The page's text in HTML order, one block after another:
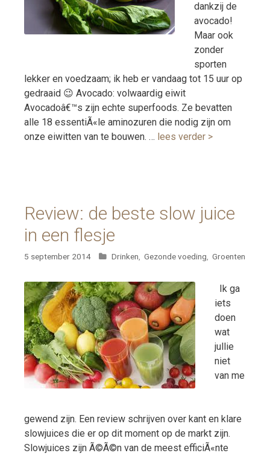
dankzij de
avocado!
Maar ook
zonder
sporten
lekker en voedzaam; ik heb er vandaag tot 15 uur op
gedraaid 😉 Avocado: volwaardig eiwit
Avocadoâ€™s zijn echte superfoods. Ze bevatten
alle 18 essentiÃ«le aminozuren die nodig zijn om
onze eiwitten van te bouwen. … lees verder >
Review: de beste slow juice
in een flesje
5 september 2014 Categorieën
Drinken, Gezonde voeding, Groenten
Ik ga
iets
doen
wat
jullie
niet
van me
gewend zijn. Een review schrijven over kant en klare
slowjuices die er op dit moment op de markt zijn.
Slowjuices zijn Ã©Ã©n van de meest efficiÃ«nte